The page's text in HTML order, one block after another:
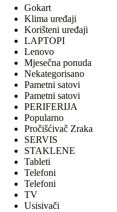
Gokart
Klima uređaji
Korišteni uređaji
LAPTOPI
Lenovo
Mjesečna ponuda
Nekategorisano
Pametni satovi
Pametni satovi
PERIFERIJA
Popularno
Pročišćivač Zraka
SERVIS
STAKLENE
Tableti
Telefoni
Telefoni
TV
Usisivači